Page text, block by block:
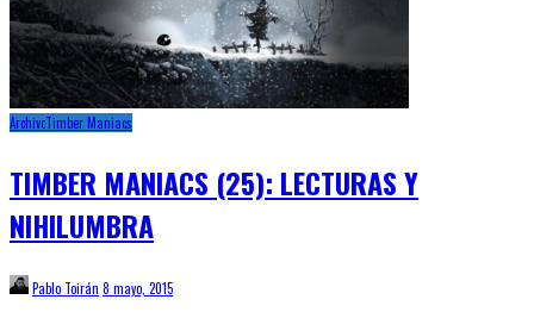
ArchivoTimber Maniacs
TIMBER MANIACS (25): LECTURAS Y
NIHILUMBRA
Pablo Toirán 8 mayo, 2015